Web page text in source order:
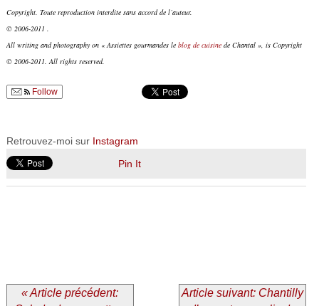
Copyright. Toute reproduction interdite sans accord de l’auteur.
© 2006-2011 .
All writing and photography on « Assiettes gourmandes le blog de cuisinede Chantal », is Copyright
© 2006-2011. All rights reserved.
Follow
Retrouvez-moi sur Instagram
Pin It
« Article précédent:
Article suivant: Chantilly